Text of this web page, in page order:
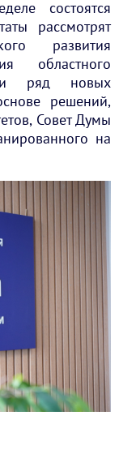
состоятся
рассмотрят
развития
областного
ряд новых
решений,
Совет Думы
на